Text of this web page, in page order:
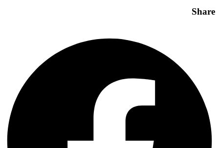
Share